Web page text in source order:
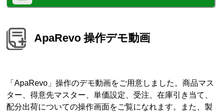
ApaRevo 操作デモ動画
「ApaRevo」操作のデモ動画をご用意しました。商品マス
ター、得意先マスター、単価設定、受注、在庫引き当て、
配分出荷についての操作画面をご覧になれます。また、製